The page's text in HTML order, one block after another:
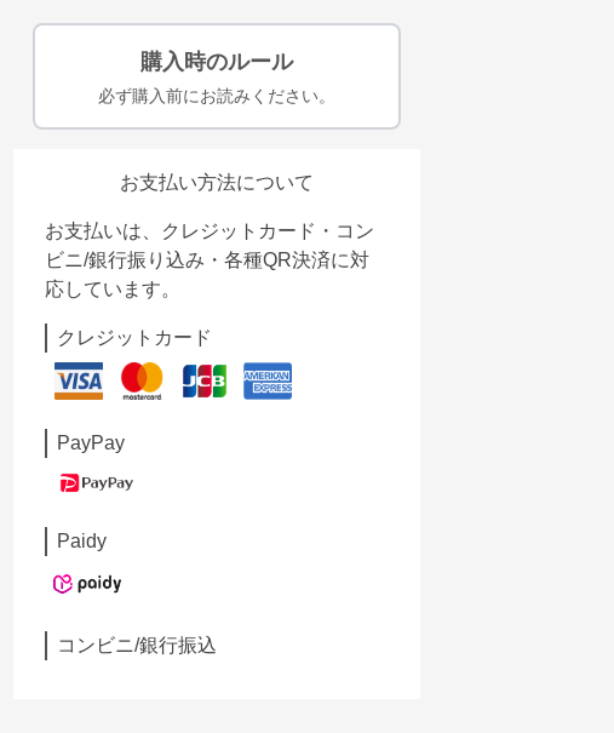
購入時のルール
必ず購入前にお読みください。
お支払い方法について
お支払いは、クレジットカード・コン
ビニ/銀行振り込み・各種QR決済に対
応しています。
クレジットカード
PayPay
Paidy
コンビニ/銀行振込